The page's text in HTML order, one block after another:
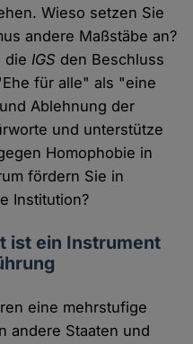
Wieso setzen Sie
andere Maßstäbe an?
dieIGS den Beschluss
für alle" als "eine
Ablehnung der
und unterstütze
Homophobie in
fördern Sie in
Institution?
ist ein Instrument
eine mehrstufige
andere Staaten und